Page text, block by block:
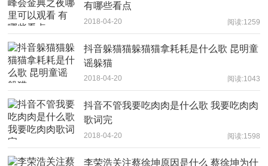
有哪些看点
2018-04-20 阅读:1259
抖音躲猫猫躲猫猫拿耗耗是什么歌 昆明童
谣躲猫
2018-04-20 阅读:1043
抖音不管我要吃肉肉是什么歌 我要吃肉肉
歌词完
2018-04-20 阅读:1598
李荣浩关注蔡徐坤原因是什么 蔡徐坤为什